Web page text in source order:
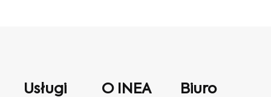
Usługi O INEA
Biuro